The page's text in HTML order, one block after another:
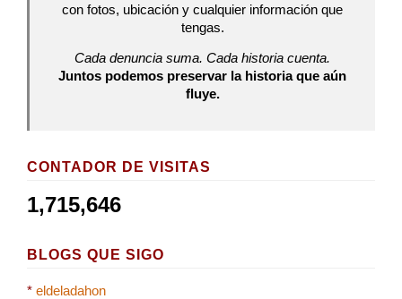
con fotos, ubicación y cualquier información que
tengas.
Cada denuncia suma. Cada historia cuenta.
Juntos podemos preservar la historia que aún
fluye.
CONTADOR DE VISITAS
1,715,646
BLOGS QUE SIGO
* eldeladahon